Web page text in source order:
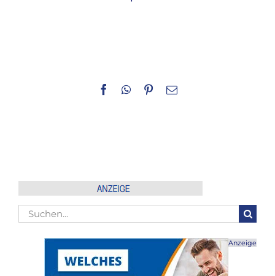
Facebook
WhatsApp
Pinterest
E-
Suche
nach:
Anzeige